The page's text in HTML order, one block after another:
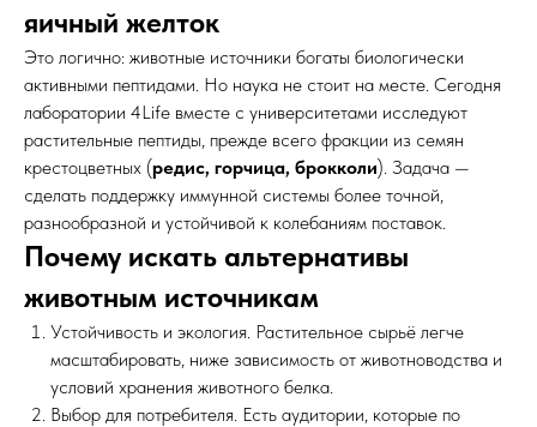
яичный желток
Это логично: животные источники богаты биологически
активными пептидами. Но наука не стоит на месте. Сегодня
лаборатории 4Life вместе с университетами исследуют
растительные пептиды, прежде всего фракции из семян
крестоцветных (редис, горчица, брокколи). Задача —
сделать поддержку иммунной системы более точной,
разнообразной и устойчивой к колебаниям поставок.
Почему искать альтернативы
животным источникам
Устойчивость и экология. Растительное сырьё легче
масштабировать, ниже зависимость от животноводства и
условий хранения животного белка.
Выбор для потребителя. Есть аудитории, которые по